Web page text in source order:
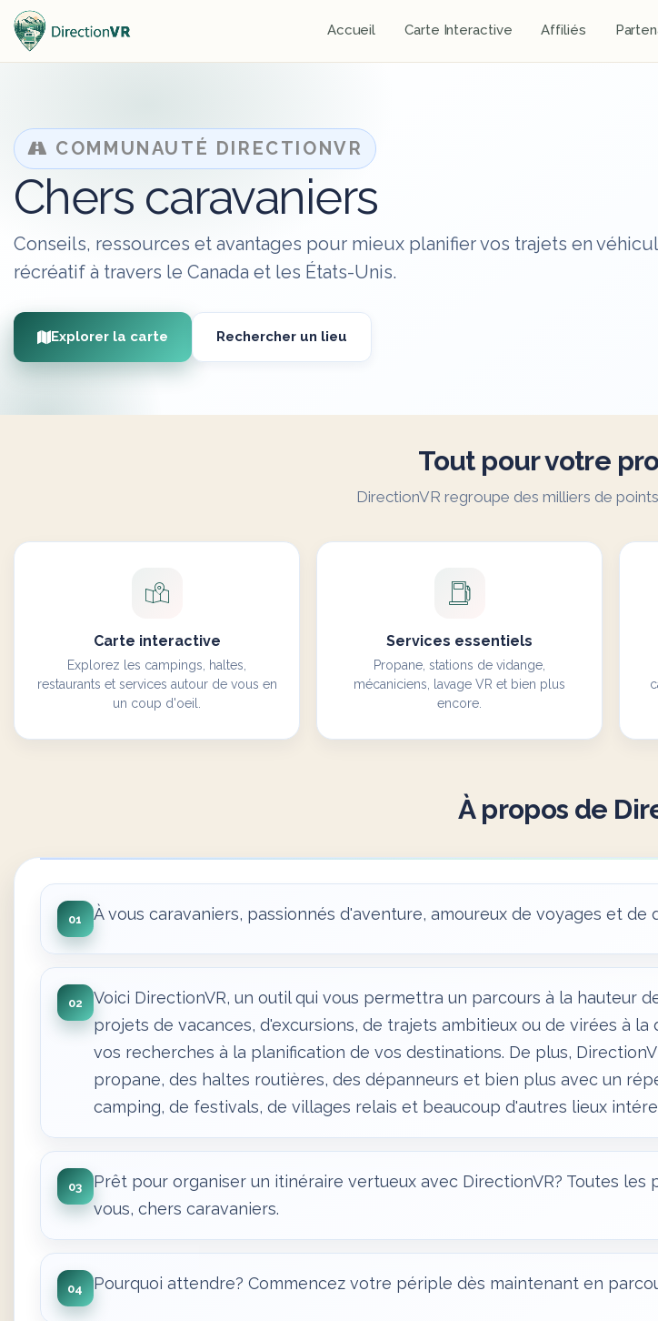
Accueil Carte Interactive Affiliés
COMMUNAUTÉ DIRECTIONVR
Chers caravaniers
Conseils, ressources et avantages pour mieux planifier vos trajets en
récréatif à travers le Canada et les États-Unis.
Explorer la carte Rechercher un lieu
Tout pour votre
DirectionVR regroupe des milliers de
Carte interactive
Explorez les campings, haltes,
restaurants et services autour de vous en
un coup d'oeil.
Services essentiels
Propane, stations de vidange,
mécaniciens, lavage VR et bien plus
encore.
À propos de
01 À vous caravaniers, passionnés d'aventure, amoureux de voyages et de
02
Voici DirectionVR, un outil qui vous permettra un parcours à la hauteur
projets de vacances, d'excursions, de trajets ambitieux ou de virées à
vos recherches à la planification de vos destinations. De plus,
propane, des haltes routières, des dépanneurs et bien plus avec un
camping, de festivals, de villages relais et beaucoup d'autres lieux
03
Prêt pour organiser un itinéraire vertueux avec DirectionVR? Toutes
vous, chers caravaniers.
04 Pourquoi attendre? Commencez votre périple dès maintenant en